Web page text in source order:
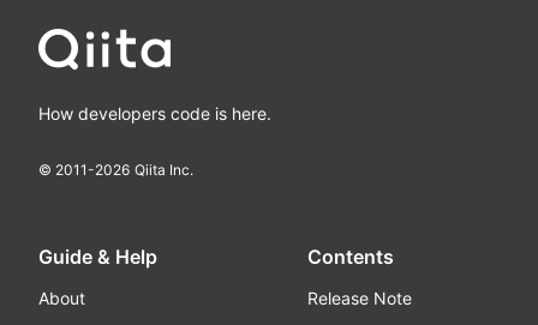
How developers code is here.
© 2011-2026 Qiita Inc.
Guide & Help
About
Contents
Release Note